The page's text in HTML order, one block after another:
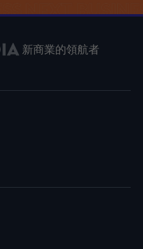
新商業的領航者